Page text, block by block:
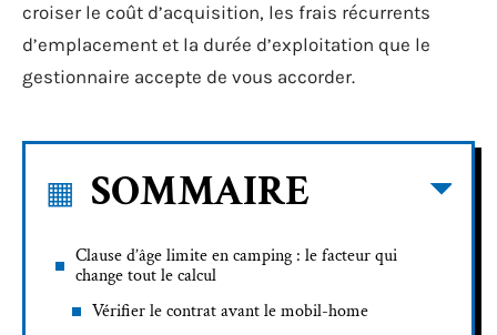
croiser le coût d’acquisition, les frais récurrents
d’emplacement et la durée d’exploitation que le
gestionnaire accepte de vous accorder.
SOMMAIRE
Clause d’âge limite en camping : le facteur qui
change tout le calcul
Vérifier le contrat avant le mobil-home